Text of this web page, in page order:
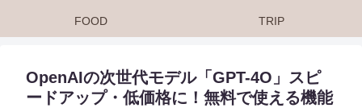
FOOD TRIP
OpenAIの次世代モデル「GPT-4O」スピ
ードアップ・低価格に！無料で使える機能